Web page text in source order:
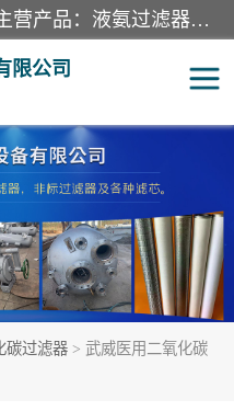
廊坊盛耀过滤设备有限公司主营产品：液氨过滤器、沼气过滤器、氨气分离器、二氧化碳过滤器、过滤器、液氨氨气过滤器、天然气过滤器、管道过滤器、*过滤器、液氨除油除水过滤器、氨气除油除水过滤器、焦炉煤气除焦油过滤器等。
限公司
碳过滤器 > 武威医用二氧化碳
过滤器
沼气过滤器
管道过滤器
液氨除油除水过滤器